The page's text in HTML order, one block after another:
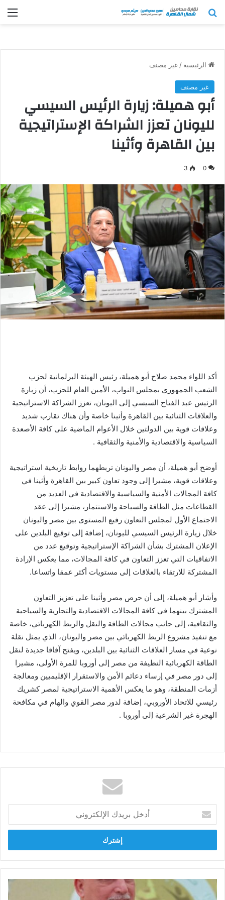
بحث عن
الرئيسية / غير مصنف
غير مصنف
أبو هميلة: زيارة الرئيس السيسي
لليونان تعزز الشراكة الإستراتيجية
بين القاهرة وأثينا
0
3
أكد اللواء محمد صلاح أبو هميلة، رئيس الهيئة البرلمانية لحزب
الشعب الجمهوري بمجلس النواب، الأمين العام للحزب، أن زيارة
الرئيس عبد الفتاح السيسي إلى اليونان، تعزز الشراكة الاستراتيجية
والعلاقات الثنائية بين القاهرة وأثينا خاصة وأن هناك تقارب شديد
وعلاقات قوية بين الدولتين خلال الأعوام الماضية على كافة الأصعدة
السياسية والاقتصادية والأمنية والثقافية .
أوضح أبو هميلة، أن مصر واليونان تربطهما روابط تاريخية استراتيجية
وعلاقات قوية، مشيرا إلى وجود تعاون كبير بين القاهرة وأثينا في
كافة المجالات الأمنية والسياسية والاقتصادية في العديد من
القطاعات مثل الطاقة والسياحة والاستثمار، مشيرا إلى عقد
الاجتماع الأول لمجلس التعاون رفيع المستوى بين مصر واليونان
خلال زيارة الرئيس السيسي لليونان، إضافة إلى توقيع البلدين على
الإعلان المشترك بشأن الشراكة الإستراتيجية وتوقيع عدد من
الاتفاقيات التي تعزز التعاون في كافة المجالات، مما يعكس الإرادة
المشتركة للارتقاء بالعلاقات إلى مستويات أكثر عمقا واتساعا.
وأشار أبو هميلة، إلى أن حرص مصر وأثينا على تعزيز التعاون
المشترك بينهما في كافة المجالات الاقتصادية والتجارية والسياحية
والثقافية، إلى جانب مجالات الطاقة والنقل والربط الكهربائي، خاصة
مع تنفيذ مشروع الربط الكهربائي بين مصر واليونان، الذي يمثل نقلة
نوعية في مسار العلاقات الثنائية بين البلدين، ويفتح آفاقا جديدة لنقل
الطاقة الكهربائية النظيفة من مصر إلى أوروبا للمرة الأولى، مشيرا
إلى دور مصر في إرساء دعائم الأمن والاستقرار الإقليميين ومعالجة
أزمات المنطقة، وهو ما يعكس الأهمية الاستراتيجية لمصر كشريك
رئيسي للاتحاد الأوروبي، إضافة لدور مصر القوي والهام في مكافحة
الهجرة غير الشرعية إلى أوروبا .
بريدك
الإلكتروني
قيادي
بالشعب